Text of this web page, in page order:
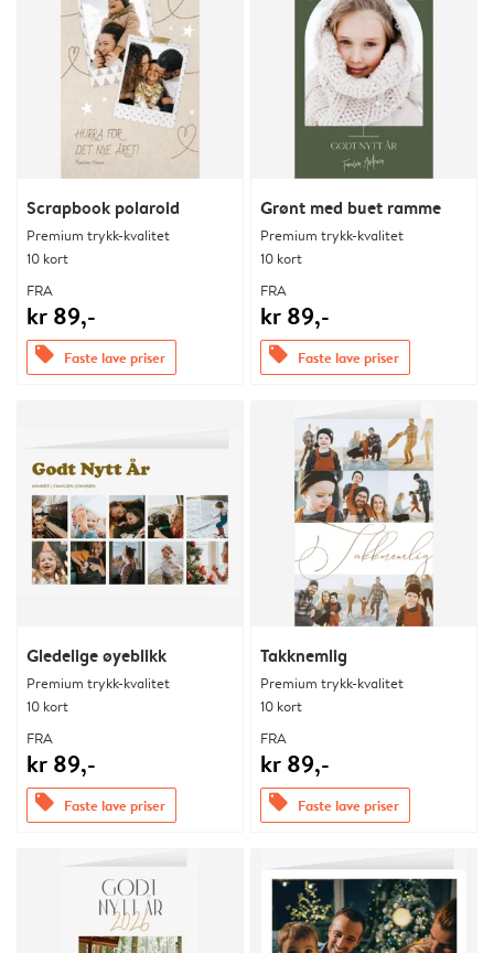
Scrapbook polaroid
Premium trykk-kvalitet
10 kort
FRA
kr 89,-
offers Faste lave priser
Grønt med buet ramme
Premium trykk-kvalitet
10 kort
FRA
kr 89,-
offers Faste lave priser
Gledelige øyeblikk
Premium trykk-kvalitet
10 kort
FRA
kr 89,-
offers Faste lave priser
Takknemlig
Premium trykk-kvalitet
10 kort
FRA
kr 89,-
offers Faste lave priser